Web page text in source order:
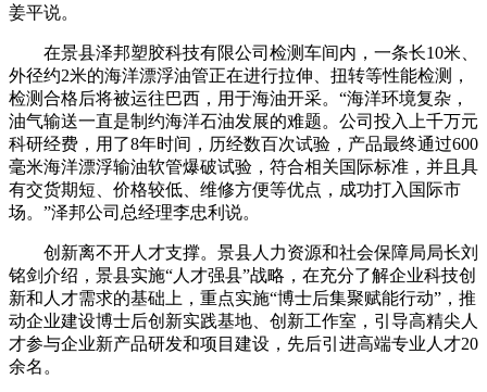
姜平说。
在景县泽邦塑胶科技有限公司检测车间内，一条长10米、
外径约2米的海洋漂浮油管正在进行拉伸、扭转等性能检测，
检测合格后将被运往巴西，用于海油开采。“海洋环境复杂，
油气输送一直是制约海洋石油发展的难题。公司投入上千万元
科研经费，用了8年时间，历经数百次试验，产品最终通过600
毫米海洋漂浮输油软管爆破试验，符合相关国际标准，并且具
有交货期短、价格较低、维修方便等优点，成功打入国际市
场。”泽邦公司总经理李忠利说。
创新离不开人才支撑。景县人力资源和社会保障局局长刘
铭剑介绍，景县实施“人才强县”战略，在充分了解企业科技创
新和人才需求的基础上，重点实施“博士后集聚赋能行动”，推
动企业建设博士后创新实践基地、创新工作室，引导高精尖人
才参与企业新产品研发和项目建设，先后引进高端专业人才20
余名。